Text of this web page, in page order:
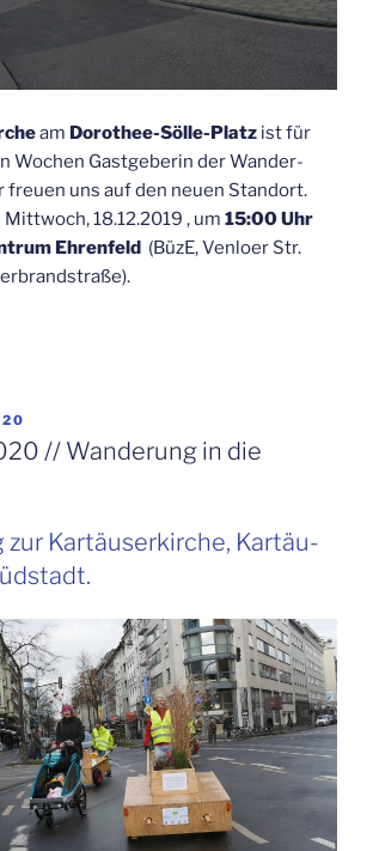
am Doro­thee-Söl­le-Platz ist für
Wochen Gast­ge­be­rin der Wan­der­
freu­en uns auf den neu­en Standort.
18.12.2019 , um 15:00 Uhr
Ehren­feld (BüzE, Ven­lo­er Str.
// Wan­de­rung in die
zur Kar­täu­ser­kir­che, Kar­täu­